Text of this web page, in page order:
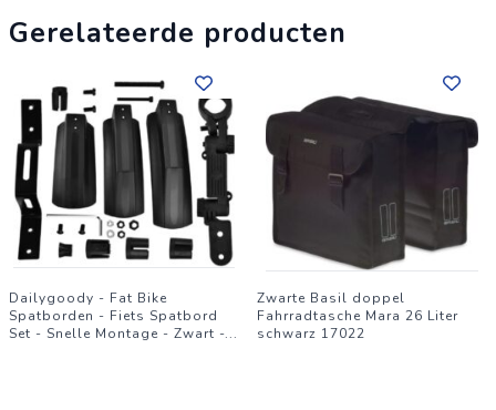
Gerelateerde producten
Dailygoody - Fat Bike
Spatborden - Fiets Spatbord
Set - Snelle Montage - Zwart -...
Zwarte Basil doppel
Fahrradtasche Mara 26 Liter
schwarz 17022